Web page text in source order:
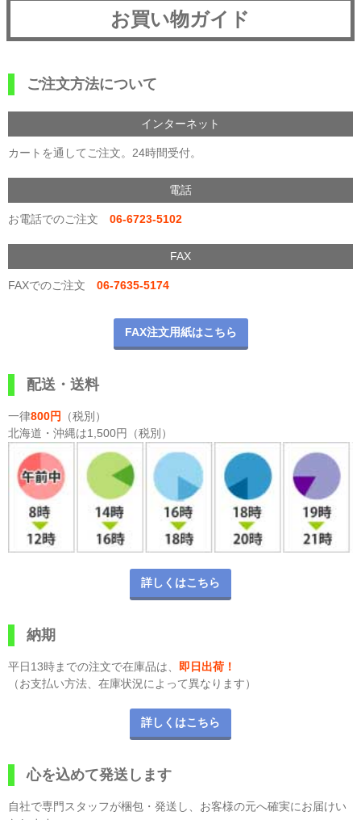
お買い物ガイド
ご注文方法について
インターネット
カートを通してご注文。24時間受付。
電話
お電話でのご注文 06-6723-5102
FAX
FAXでのご注文 06-7635-5174
FAX注文用紙はこちら
配送・送料
一律800円 （税別）
北海道・沖縄は1,500円（税別）
詳しくはこちら
納期
平日13時までの注文で在庫品は、 即日出荷！
（お支払い方法、在庫状況によって異なります）
詳しくはこちら
心を込めて発送します
自社で専門スタッフが梱包・発送し、お客様の元へ確実にお届けい